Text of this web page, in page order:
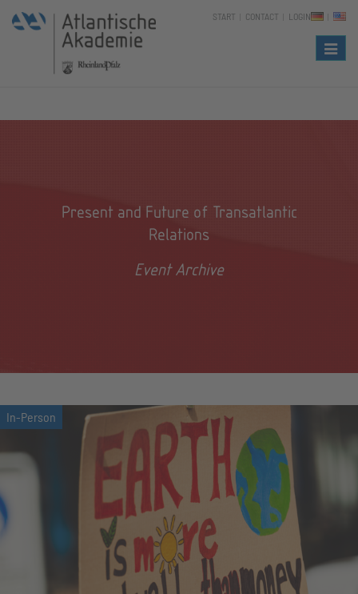
START CONTACT LOGIN
Present and Future of Transatlantic
Relations
Event Archive